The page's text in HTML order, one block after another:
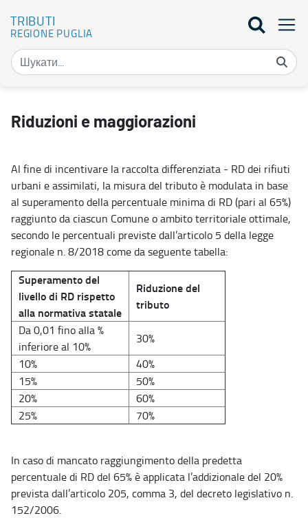
TRIBUTI
REGIONE PUGLIA
Riduzioni e maggiorazioni
Al fine di incentivare la raccolta differenziata - RD dei rifiuti
urbani e assimilati, la misura del tributo è modulata in base
al superamento della percentuale minima di RD (pari al 65%)
raggiunto da ciascun Comune o ambito territoriale ottimale,
secondo le percentuali previste dall’articolo 5 della legge
regionale n. 8/2018 come da seguente tabella:
Superamento del
livello di RD rispetto
alla normativa statale
Riduzione del
tributo
Da 0,01 fino alla %
inferiore al 10%
30%
10%
40%
15%
50%
20%
60%
25%
70%
In caso di mancato raggiungimento della predetta
percentuale di RD del 65% è applicata l’addizionale del 20%
prevista dall’articolo 205, comma 3, del decreto legislativo n.
152/2006.